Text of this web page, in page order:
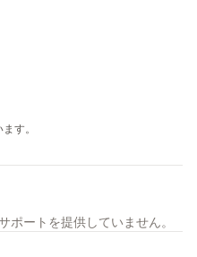
す。
ポートを提供していません。